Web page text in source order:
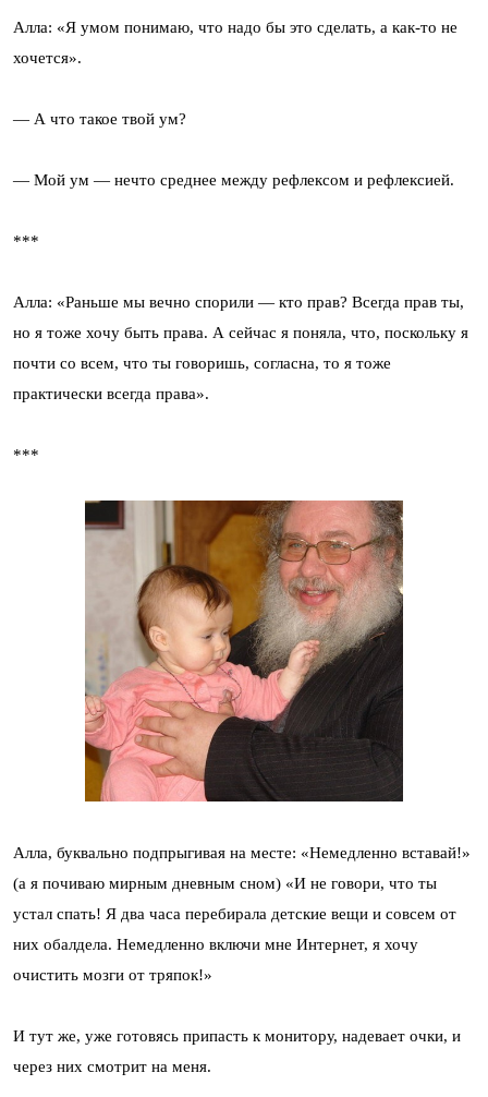
Алла: «Я умом понимаю, что надо бы это сделать, а как-то не
хочется».
— А что такое твой ум?
— Мой ум — нечто среднее между рефлексом и рефлексией.
***
Алла: «Раньше мы вечно спорили — кто прав? Всегда прав ты,
но я тоже хочу быть права. А сейчас я поняла, что, поскольку я
почти со всем, что ты говоришь, согласна, то я тоже
практически всегда права».
***
Алла, буквально подпрыгивая на месте: «Немедленно вставай!»
(а я почиваю мирным дневным сном) «И не говори, что ты
устал спать! Я два часа перебирала детские вещи и совсем от
них обалдела. Немедленно включи мне Интернет, я хочу
очистить мозги от тряпок!»
И тут же, уже готовясь припасть к монитору, надевает очки, и
через них смотрит на меня.